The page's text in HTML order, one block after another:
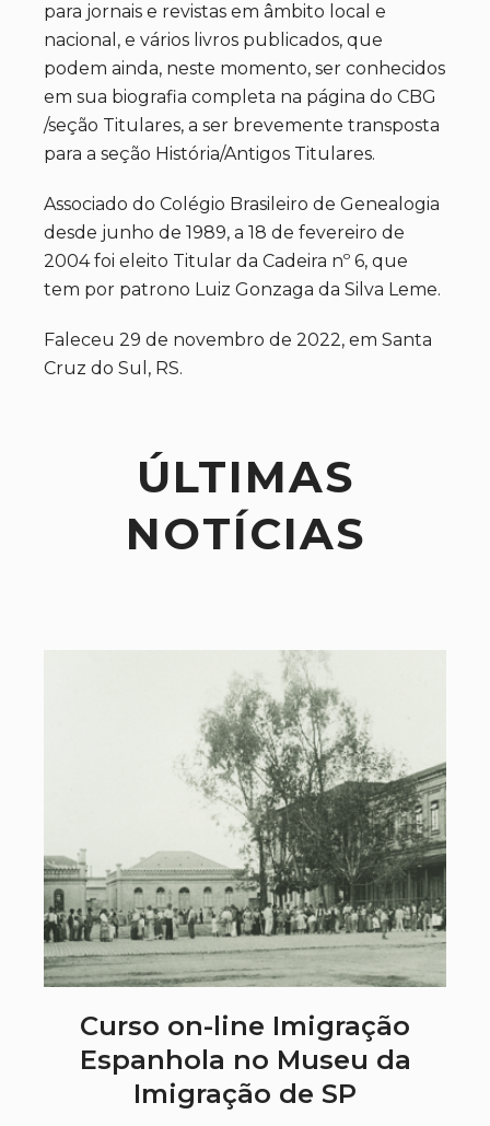
para jornais e revistas em âmbito local e
nacional, e vários livros publicados, que
podem ainda, neste momento, ser conhecidos
em sua biografia completa na página do CBG
/seção Titulares, a ser brevemente transposta
para a seção História/Antigos Titulares.
Associado do Colégio Brasileiro de Genealogia
desde junho de 1989, a 18 de fevereiro de
2004 foi eleito Titular da Cadeira nº 6, que
tem por patrono Luiz Gonzaga da Silva Leme.
Faleceu 29 de novembro de 2022, em Santa
Cruz do Sul, RS.
ÚLTIMAS
NOTÍCIAS
Curso on-line Imigração
Espanhola no Museu da
Imigração de SP